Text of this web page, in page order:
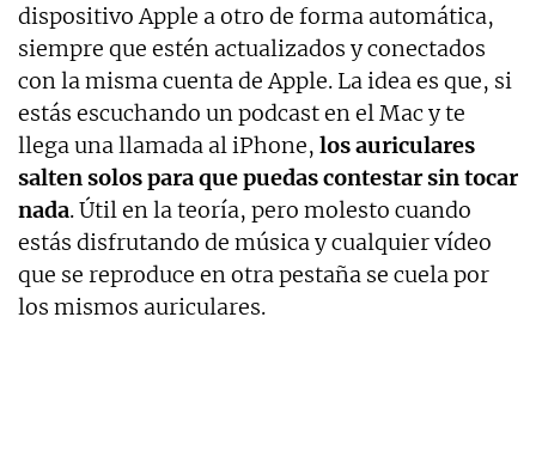
dispositivo Apple a otro de forma automática,
siempre que estén actualizados y conectados
con la misma cuenta de Apple. La idea es que, si
estás escuchando un podcast en el Mac y te
llega una llamada al iPhone, los auriculares
salten solos para que puedas contestar sin tocar
nada. Útil en la teoría, pero molesto cuando
estás disfrutando de música y cualquier vídeo
que se reproduce en otra pestaña se cuela por
los mismos auriculares.